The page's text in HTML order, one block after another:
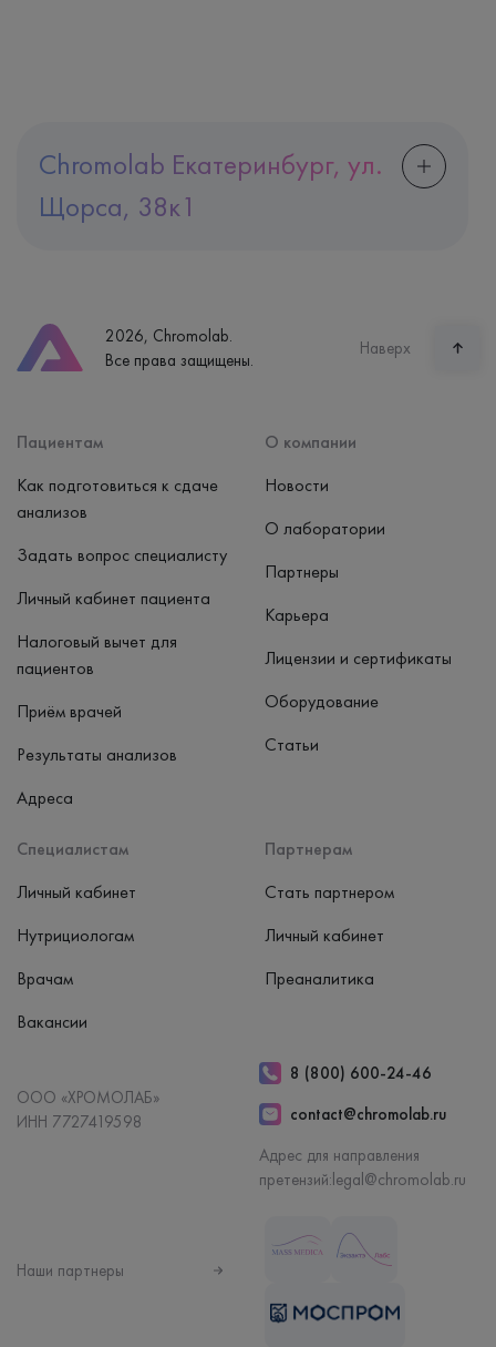
Chromolab Екатеринбург, ул.
Щорса, 38к1
Часы работы
пн-вс: 7:30-15:00
2026, Chromolab.
Все права защищены.
Наверх
Пациентам
Как подготовиться к сдаче
анализов
Задать вопрос специалисту
Личный кабинет пациента
Налоговый вычет для
пациентов
Приём врачей
Результаты анализов
Адреса
Специалистам
Личный кабинет
Нутрициологам
Врачам
Вакансии
Партнерам
Стать партнером
Личный кабинет
Преаналитика
О компании
Новости
О лаборатории
Партнеры
Карьера
Лицензии и сертификаты
Оборудование
Статьи
ООО «ХРОМОЛАБ»
ИНН 7727419598
8 (800) 600-24-46
contact@chromolab.ru
Адрес для направления
претензий:legal@chromolab.ru
Наши партнеры